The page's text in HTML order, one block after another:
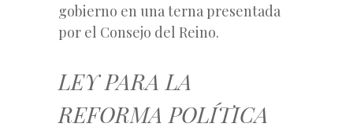
gobierno en una terna presentada
por el Consejo del Reino.
LEY PARA LA
REFORMA POLÍTICA